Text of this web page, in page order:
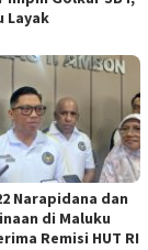
Layak
Narapidana dan
di Maluku
Remisi HUT RI